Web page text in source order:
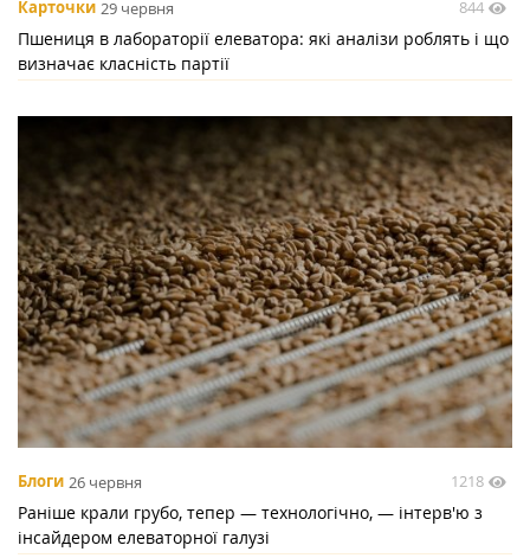
Карточки 29 червня 844
Пшениця в лабораторії елеватора: які аналізи роблять і що
визначає класність партії
Блоги 26 червня 1218
Раніше крали грубо, тепер — технологічно, — інтерв'ю з
інсайдером елеваторної галузі